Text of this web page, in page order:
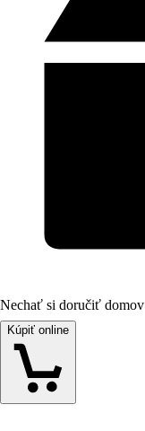
Nechať si doručiť domov
Kúpiť online